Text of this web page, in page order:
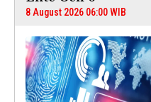
8 August 2026 06:00 WIB